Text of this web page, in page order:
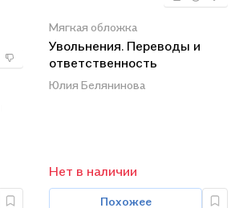
Мягкая обложка
Увольнения. Переводы и
ответственность
работодателя
Юлия Белянинова
Нет в наличии
Похожее